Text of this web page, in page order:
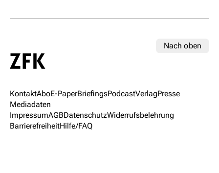
Nach oben
KontaktAboE-PaperBriefingsPodcastVerlagPresse
Mediadaten
ImpressumAGBDatenschutzWiderrufsbelehrung
BarrierefreiheitHilfe/FAQ